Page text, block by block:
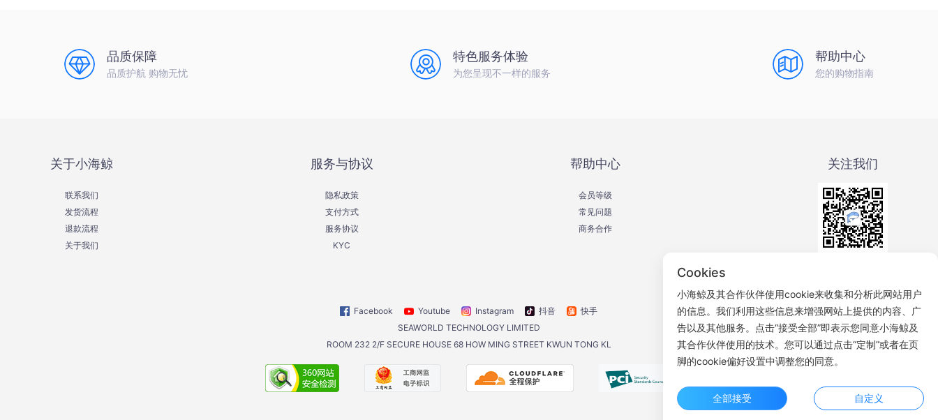
品质保障
品质护航 购物无忧
特色服务体验
为您呈现不一样的服务
帮助中心
您的购物指南
关于小海鲸
联系我们
发货流程
退款流程
关于我们
服务与协议
隐私政策
支付方式
服务协议
KYC
帮助中心
会员等级
常见问题
商务合作
关注我们
Facebook Youtube Instagram 抖音
快手
SEAWORLD TECHNOLOGY LIMITED
ROOM 232 2/F SECURE HOUSE 68 HOW MING STREET KWUN TONG KL
Cookies
小海鲸及其合作伙伴使用cookie来收集和分析此网站用户
的信息。我们利用这些信息来增强网站上提供的内容、广
告以及其他服务。点击“接受全部”即表示您同意小海鲸及
其合作伙伴使用的技术。您可以通过点击“定制”或者在页
脚的cookie偏好设置中调整您的同意。
全部接受 自定义